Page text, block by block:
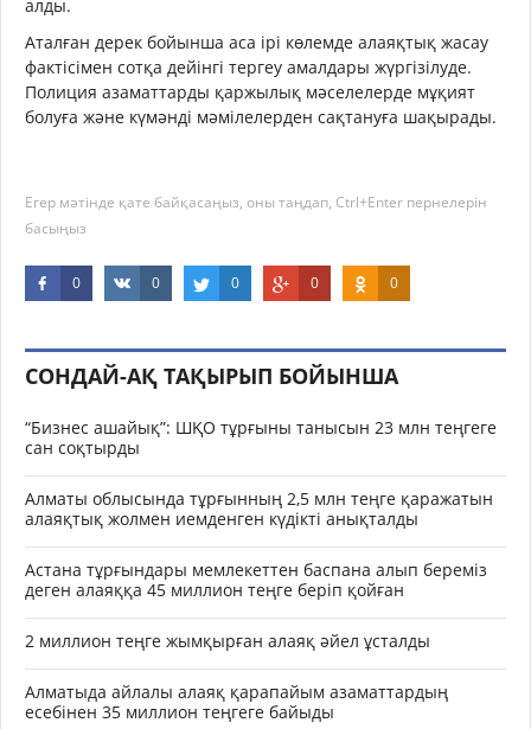
алды.
Аталған дерек бойынша аса ірі көлемде алаяқтық жасау
фактісімен сотқа дейінгі тергеу амалдары жүргізілуде.
Полиция азаматтарды қаржылық мәселелерде мұқият
болуға және күмәнді мәмілелерден сақтануға шақырады.
Егер мәтінде қате байқасаңыз, оны таңдап, Ctrl+Enter пернелерін
басыңыз
0 0 0 0 0
СОНДАЙ-АҚ ТАҚЫРЫП БОЙЫНША
“Бизнес ашайық”: ШҚО тұрғыны танысын 23 млн теңгеге
сан соқтырды
Алматы облысында тұрғынның 2,5 млн теңге қаражатын
алаяқтық жолмен иемденген күдікті анықталды
Астана тұрғындары мемлекеттен баспана алып береміз
деген алаяққа 45 миллион теңге беріп қойған
2 миллион теңге жымқырған алаяқ әйел ұсталды
Алматыда айлалы алаяқ қарапайым азаматтардың
есебінен 35 миллион теңгеге байыды